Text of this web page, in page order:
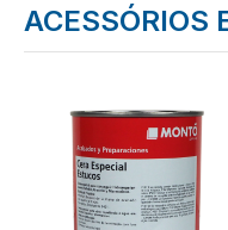
ACESSÓRIOS